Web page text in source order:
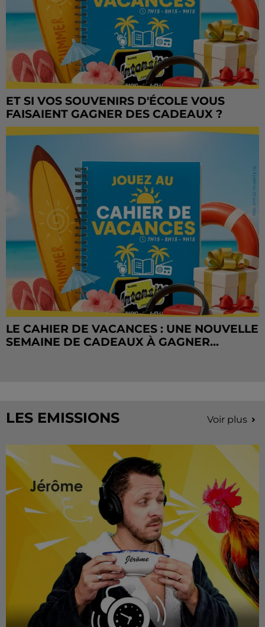
ET SI VOS SOUVENIRS D'ÉCOLE VOUS
FAISAIENT GAGNER DES CADEAUX ?
LE CAHIER DE VACANCES : UNE NOUVELLE
SEMAINE DE CADEAUX À GAGNER...
LES EMISSIONS Voir plus